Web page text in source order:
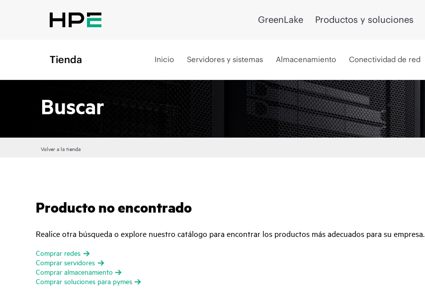
GreenLake Productos y soluciones
Tienda Inicio Servidores y sistemas Almacenamiento Conectividad de red
Buscar
Volver a la tienda
Producto no encontrado
Realice otra búsqueda o explore nuestro catálogo para encontrar los productos más adecuados para su empresa.
Comprar redes
Comprar servidores
Comprar almacenamiento
Comprar soluciones para pymes